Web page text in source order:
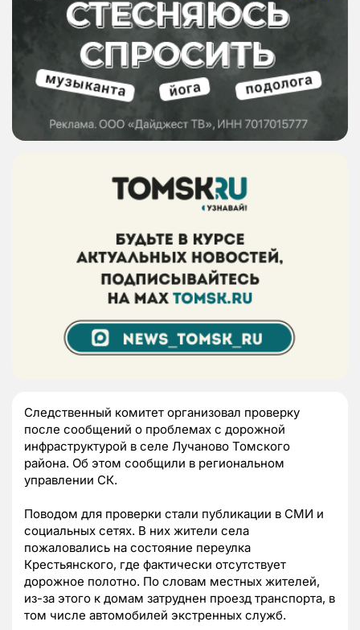
Следственный комитет организовал проверку
после сообщений о проблемах с дорожной
инфраструктурой в селе Лучаново Томского
района. Об этом сообщили в региональном
управлении СК.
Поводом для проверки стали публикации в СМИ и
социальных сетях. В них жители села
пожаловались на состояние переулка
Крестьянского, где фактически отсутствует
дорожное полотно. По словам местных жителей,
из-за этого к домам затруднен проезд транспорта, в
том числе автомобилей экстренных служб.